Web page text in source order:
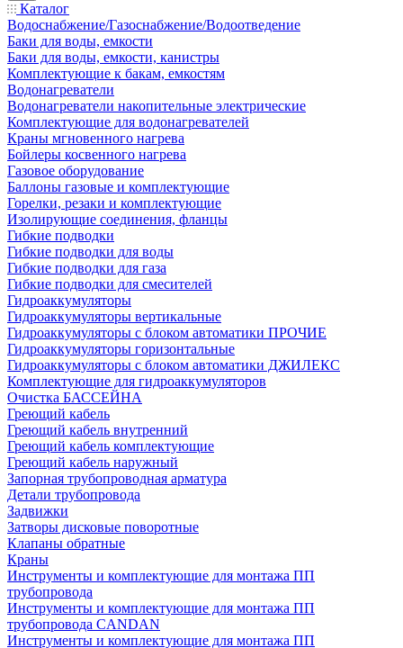
Каталог
Водоснабжение/Газоснабжение/Водоотведение
Баки для воды, емкости
Баки для воды, емкости, канистры
Комплектующие к бакам, емкостям
Водонагреватели
Водонагреватели накопительные электрические
Комплектующие для водонагревателей
Краны мгновенного нагрева
Бойлеры косвенного нагрева
Газовое оборудование
Баллоны газовые и комплектующие
Горелки, резаки и комплектующие
Изолирующие соединения, фланцы
Гибкие подводки
Гибкие подводки для воды
Гибкие подводки для газа
Гибкие подводки для смесителей
Гидроаккумуляторы
Гидроаккумуляторы вертикальные
Гидроаккумуляторы с блоком автоматики ПРОЧИЕ
Гидроаккумуляторы горизонтальные
Гидроаккумуляторы с блоком автоматики ДЖИЛЕКС
Комплектующие для гидроаккумуляторов
Очистка БАССЕЙНА
Греющий кабель
Греющий кабель внутренний
Греющий кабель комплектующие
Греющий кабель наружный
Запорная трубопроводная арматура
Детали трубопровода
Задвижки
Затворы дисковые поворотные
Клапаны обратные
Краны
Инструменты и комплектующие для монтажа ПП
трубопровода
Инструменты и комплектующие для монтажа ПП
трубопровода CANDAN
Инструменты и комплектующие для монтажа ПП